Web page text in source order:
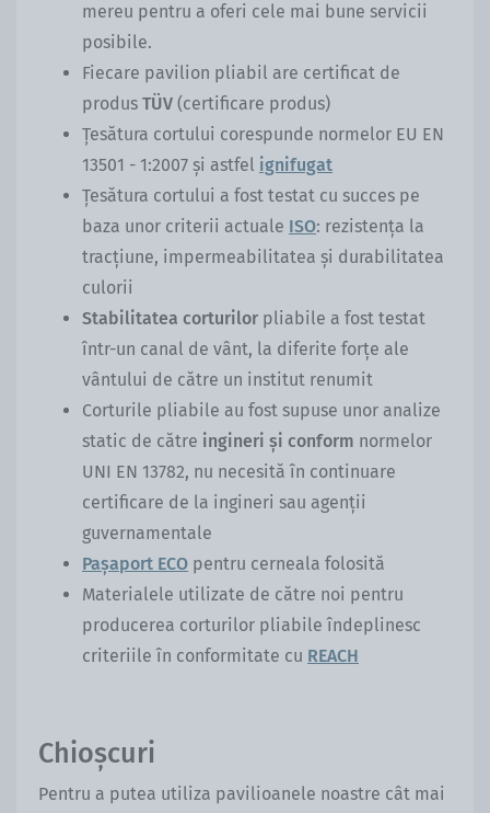
mereu pentru a oferi cele mai bune servicii
posibile.
Fiecare pavilion pliabil are certificat de
produs TÜV (certificare produs)
Țesătura cortului corespunde normelor EU EN
13501 - 1:2007 și astfel ignifugat
Țesătura cortului a fost testat cu succes pe
baza unor criterii actuale ISO: rezistența la
tracțiune, impermeabilitatea și durabilitatea
culorii
Stabilitatea corturilor pliabile a fost testat
într-un canal de vânt, la diferite forțe ale
vântului de către un institut renumit
Corturile pliabile au fost supuse unor analize
static de către ingineri și conform normelor
UNI EN 13782, nu necesită în continuare
certificare de la ingineri sau agenții
guvernamentale
Pașaport ECO pentru cerneala folosită
Materialele utilizate de către noi pentru
producerea corturilor pliabile îndeplinesc
criteriile în conformitate cu REACH
Chioșcuri
Pentru a putea utiliza pavilioanele noastre cât mai